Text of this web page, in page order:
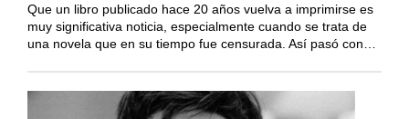
Que un libro publicado hace 20 años vuelva a imprimirse es
muy significativa noticia, especialmente cuando se trata de
una novela que en su tiempo fue censurada. Así pasó con…